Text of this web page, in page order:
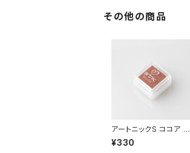
その他の商品
アートニックS ココア T
S-53
¥330